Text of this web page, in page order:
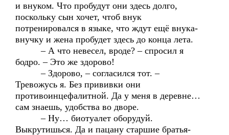
и внуком. Что пробудут они здесь долго,
поскольку сын хочет, чтоб внук
потренировался в языке, что ждут ещё внука-
внучку и жена пробудет здесь до конца лета.
– А что невесел, вроде? – спросил я
бодро. – Это же здорово!
– Здорово, – согласился тот. –
Тревожусь я. Без прививки они
противоинцефалитной. Да у меня в деревне…
сам знаешь, удобства во дворе.
– Ну… биотуалет оборудуй.
Выкрутишься. Да и пацану старшие братья-